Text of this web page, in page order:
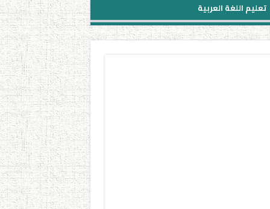
تعليم اللغة العربية